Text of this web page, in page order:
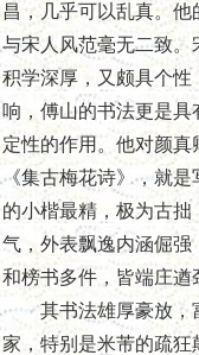
昌，几乎可以乱真。
与宋人风范毫无二致
积学深厚，又颇具个
响，傅山的书法更是
定性的作用。他对颜
《集古梅花诗》，就是
的小楷最精，极为古
气，外表飘逸内涵倔强
和榜书多件，皆端庄遒
其书法雄厚豪放，富
家，特别是米芾的疏